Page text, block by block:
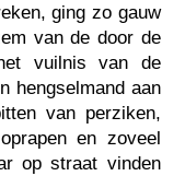
ging zo gauw
van de door de
vuilnis van de
hengselmand aan
van perziken,
en zoveel
op straat vinden